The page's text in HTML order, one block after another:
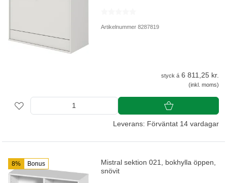
Artikelnummer 8287819
styck á 6 811,25 kr.
(inkl. moms)
Leverans: Förväntat 14 vardagar
8% Bonus
Mistral sektion 021, bokhylla öppen,
snövit